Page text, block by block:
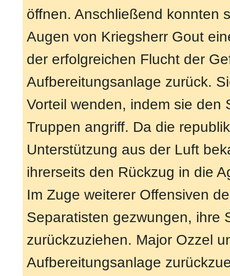
öffnen. Anschließend konnten
Augen von Kriegsherr Gout
der erfolgreichen Flucht der
Aufbereitungsanlage zurück.
Vorteil wenden, indem sie den
Truppen angriff. Da die
Unterstützung aus der Luft
ihrerseits den Rückzug in die
Im Zuge weiterer Offensiven
Separatisten gezwungen, ihre
zurückzuziehen. Major Ozzel
Aufbereitungsanlage